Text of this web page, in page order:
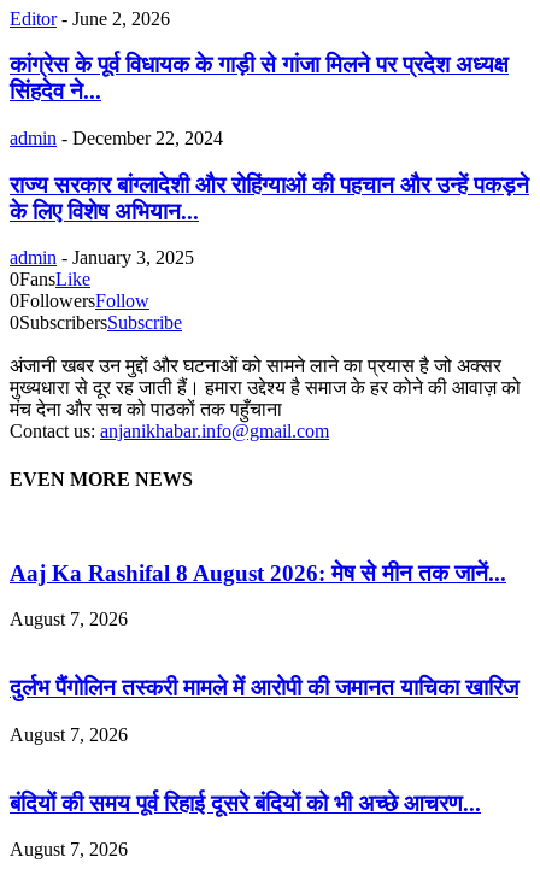
Editor - June 2, 2026
कांग्रेस के पूर्व विधायक के गाड़ी से गांजा मिलने पर प्रदेश अध्यक्ष
सिंहदेव ने...
admin - December 22, 2024
राज्य सरकार बांग्लादेशी और रोहिंग्याओं की पहचान और उन्हें पकड़ने
के लिए विशेष अभियान...
admin - January 3, 2025
0FansLike
0FollowersFollow
0SubscribersSubscribe
अंजानी खबर उन मुद्दों और घटनाओं को सामने लाने का प्रयास है जो अक्सर
मुख्यधारा से दूर रह जाती हैं। हमारा उद्देश्य है समाज के हर कोने की आवाज़ को
मंच देना और सच को पाठकों तक पहुँचाना
Contact us: anjanikhabar.info@gmail.com
EVEN MORE NEWS
Aaj Ka Rashifal 8 August 2026: मेष से मीन तक जानें...
August 7, 2026
दुर्लभ पैंगोलिन तस्करी मामले में आरोपी की जमानत याचिका खारिज
August 7, 2026
बंदियों की समय पूर्व रिहाई दूसरे बंदियों को भी अच्छे आचरण...
August 7, 2026